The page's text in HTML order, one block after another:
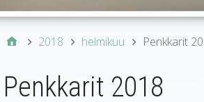
2018 helmikuu Penkkarit
Penkkarit 2018